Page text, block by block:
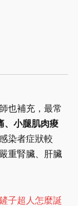
也補充，最常
、小腿肌肉痠
染者症狀較
重腎臟、肝臟
子超人怎麼誕